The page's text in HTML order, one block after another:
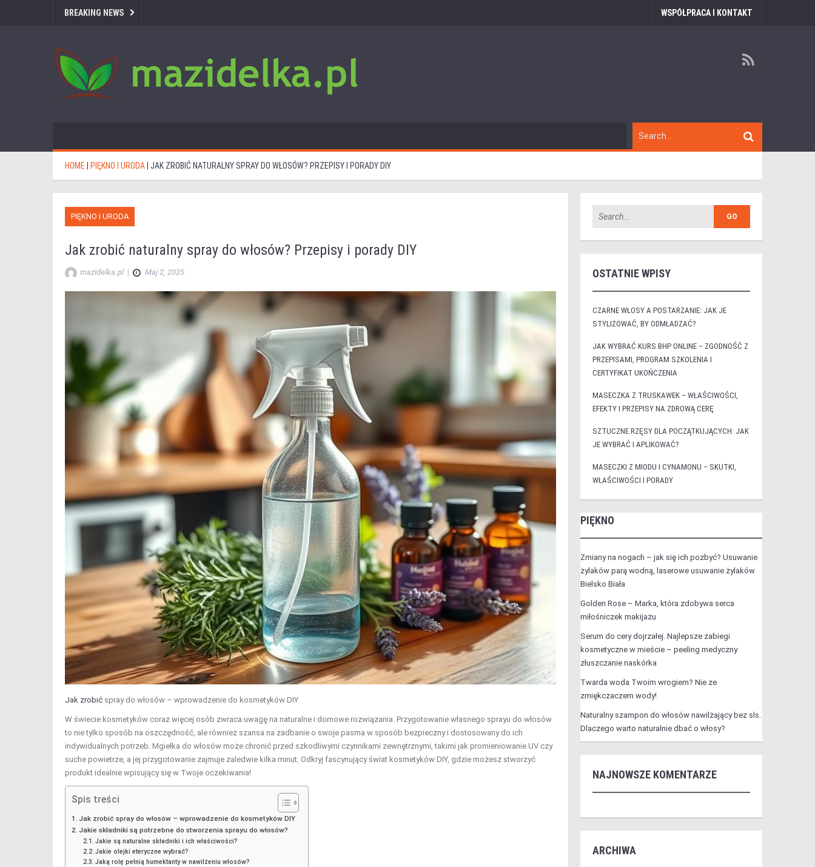
BREAKING NEWS WSPÓŁPRACA I KONTAKT
HOME PIĘKNO I URODA JAK ZROBIĆ NATURALNY SPRAY DO WŁOSÓW? PRZEPISY I PORADY DIY
PIĘKNO I URODA
Jak zrobić naturalny spray do włosów? Przepisy i porady DIY
mazidelka.pl | Maj 2, 2025
Jak zrobić spray do włosów – wprowadzenie do kosmetyków DIY
W świecie kosmetyków coraz więcej osób zwraca uwagę na naturalne i domowe rozwiązania. Przygotowanie własnego sprayu do włosów
to nie tylko sposób na oszczędność, ale również szansa na zadbanie o swoje pasma w sposób bezpieczny i dostosowany do ich
indywidualnych potrzeb. Mgiełka do włosów może chronić przed szkodliwymi czynnikami zewnętrznymi, takimi jak promieniowanie UV czy
suche powietrze, a jej przygotowanie zajmuje zaledwie kilka minut. Odkryj fascynujący świat kosmetyków DIY, gdzie możesz stworzyć
produkt idealnie wpisujący się w Twoje oczekiwania!
Spis treści
Jak zrobić spray do włosów – wprowadzenie do kosmetyków DIY
Jakie składniki są potrzebne do stworzenia sprayu do włosów?
Jakie są naturalne składniki i ich właściwości?
Jakie olejki eteryczne wybrać?
Jaką rolę pełnią humektanty w nawilżeniu włosów?
OSTATNIE WPISY
CZARNE WŁOSY A POSTARZANIE: JAK JE
STYLIZOWAĆ, BY ODMŁADZAĆ?
JAK WYBRAĆ KURS BHP ONLINE – ZGODNOŚĆ Z
PRZEPISAMI, PROGRAM SZKOLENIA I
CERTYFIKAT UKOŃCZENIA
MASECZKA Z TRUSKAWEK – WŁAŚCIWOŚCI,
EFEKTY I PRZEPISY NA ZDROWĄ CERĘ
SZTUCZNE RZĘSY DLA POCZĄTKUJĄCYCH: JAK
JE WYBRAĆ I APLIKOWAĆ?
MASECZKI Z MIODU I CYNAMONU – SKUTKI,
WŁAŚCIWOŚCI I PORADY
PIĘKNO
Zmiany na nogach – jak się ich pozbyć? Usuwanie
żylaków parą wodną, laserowe usuwanie żylaków
Bielsko Biała
Golden Rose – Marka, która zdobywa serca
miłośniczek makijażu
Serum do cery dojrzałej. Najlepsze zabiegi
kosmetyczne w mieście – peeling medyczny
złuszczanie naskórka
Twarda woda Twoim wrogiem? Nie ze
zmiękczaczem wody!
Naturalny szampon do włosów nawilżający bez sls.
Dlaczego warto naturalnie dbać o włosy?
NAJNOWSZE KOMENTARZE
ARCHIWA